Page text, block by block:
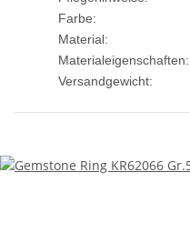
Farbe:
Material:
Materialeigenschaften:
Versandgewicht: